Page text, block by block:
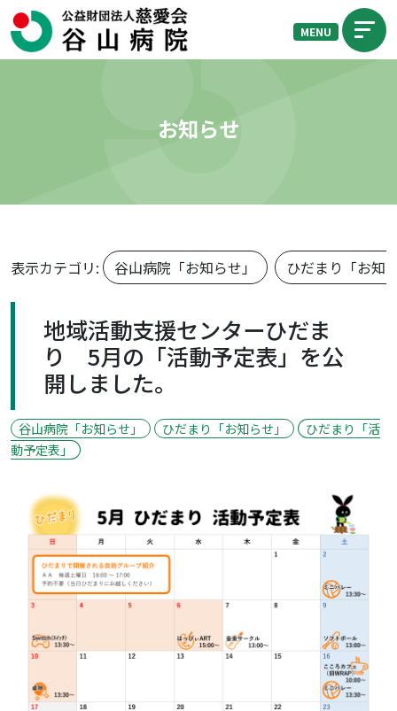
MENU
お知らせ
表示カテゴリ: 谷山病院「お知らせ」 ひだまり「お知
地域活動支援センターひだま
り 5月の「活動予定表」を公
開しました。
谷山病院「お知らせ」 ひだまり「お知らせ」
ひだまり「活
動予定表」